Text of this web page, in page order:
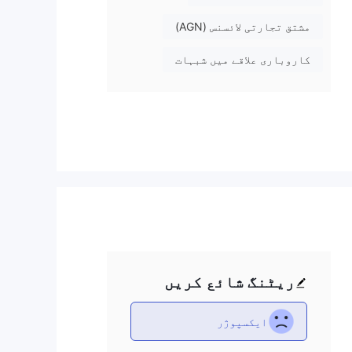
مشتق تجارتی لائسنس (AGN)
کاروباری علاقے میں شبہات
ریٹنگ شائع کریں
ایکسپوژر